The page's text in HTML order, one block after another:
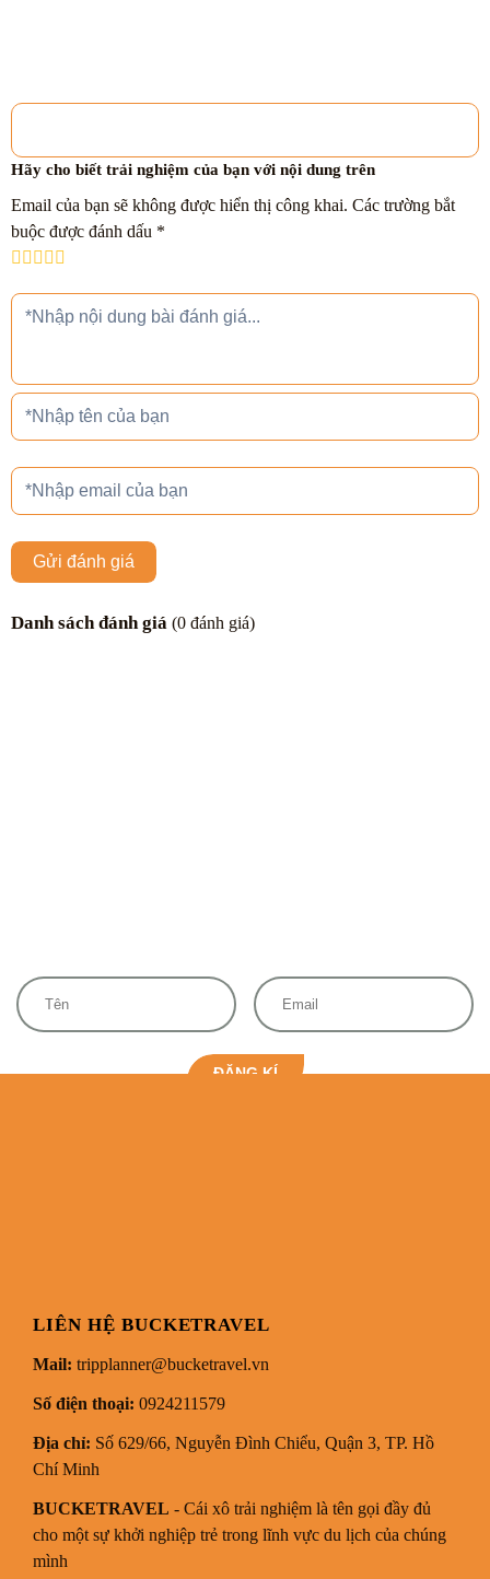
Hãy cho biết trải nghiệm của bạn với nội dung trên
Email của bạn sẽ không được hiển thị công khai. Các trường bắt
buộc được đánh dấu *
Gửi đánh giá
Danh sách đánh giá (0 đánh giá)
ĐĂNG KÍ
LIÊN HỆ BUCKETRAVEL
Mail: tripplanner@bucketravel.vn
Số điện thoại: 0924211579
Địa chỉ: Số 629/66, Nguyễn Đình Chiểu, Quận 3, TP. Hồ
Chí Minh
BUCKETRAVEL - Cái xô trải nghiệm là tên gọi đầy đủ
cho một sự khởi nghiệp trẻ trong lĩnh vực du lịch của chúng
mình